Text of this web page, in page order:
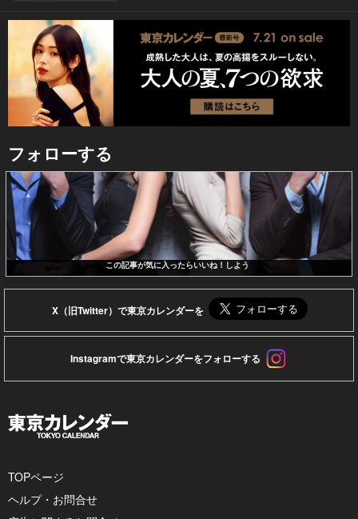
フォローする
この記事が気に入ったらいいね！しよう
X（旧Twitter）で東京カレンダーを
Instagramで東京カレンダーをフォローする
TOPページ
ヘルプ・お問合せ